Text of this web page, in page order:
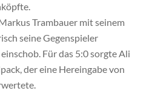
Trambauer mit seinem
seine Gegenspieler
Für das 5:0 sorgte Ali
der eine Hereingabe von